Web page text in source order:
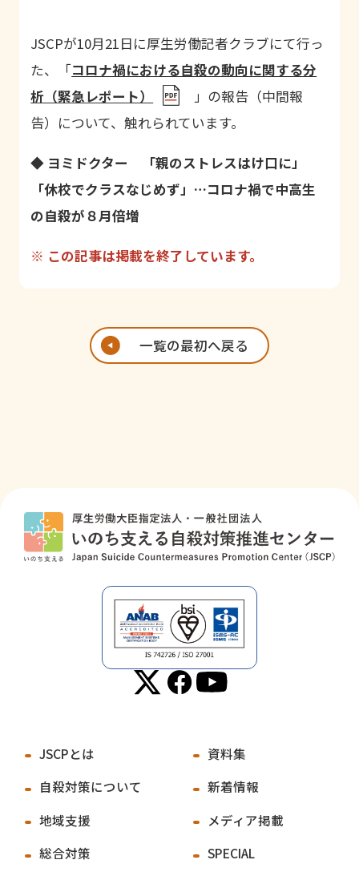
JSCPが10月21日に厚生労働記者クラブにて行っ
た、
「コロナ禍における自殺の動向に関する分
析（緊急レポート）
」の報告（中間報
告）について、触れられています。
◆ ヨミドクター 「親のストレスはけ口に」
「休校でクラスなじめず」…コロナ禍で中高生
の自殺が８月倍増
※ この記事は掲載を終了しています。
一覧の最初へ戻る
JSCPとは
自殺対策について
地域支援
総合対策
資料集
新着情報
メディア掲載
SPECIAL